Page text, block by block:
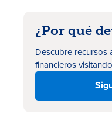
¿Por qué
Descubre recursos
financieros